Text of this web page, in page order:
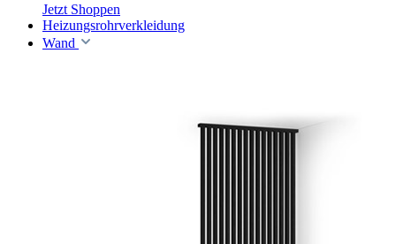
Jetzt Shoppen
Heizungsrohrverkleidung
Wand